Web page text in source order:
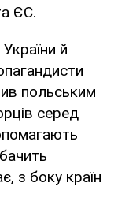
ЄС.
й
польським
серед
з боку країн